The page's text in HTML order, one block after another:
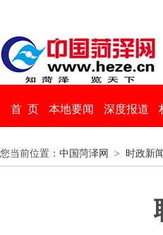
首 页 本地要闻 深度报道
您当前位置： 中国菏泽网 > 时政新闻